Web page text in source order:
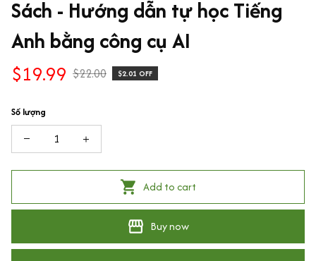
Sách - Hướng dẫn tự học Tiếng
Anh bằng công cụ AI
$19.99 $22.00 $2.01 OFF
Số lượng
Add to cart
Buy now